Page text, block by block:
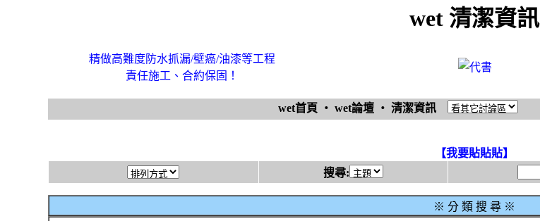
wet 清潔資訊
精做高難度防水抓漏/壁癌/油漆等工程
責任施工、合約保固！
wet首頁 ‧ wet論壇 ‧ 清潔資訊
【我要貼貼貼】
搜尋:
※ 分 類 搜 尋 ※